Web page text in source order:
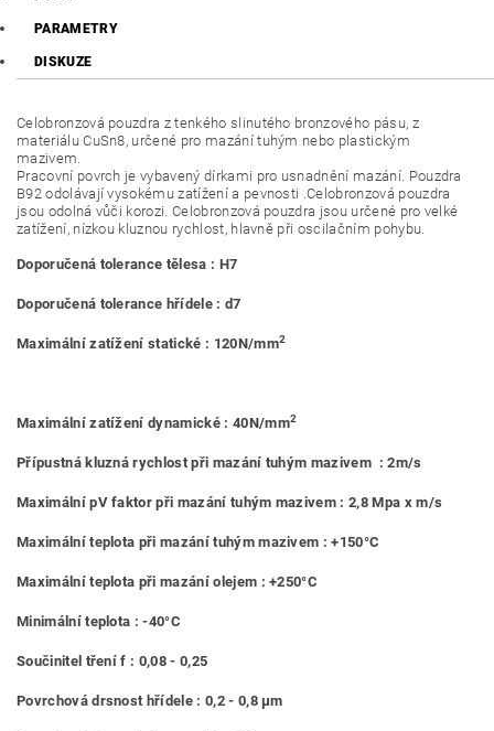
PARAMETRY
DISKUZE
Celobronzová pouzdra z tenkého slinutého bronzového pásu, z
materiálu CuSn8, určené pro mazání tuhým nebo plastickým
mazivem.
Pracovní povrch je vybavený dírkami pro usnadnění mazání. Pouzdra
B92 odolávají vysokému zatížení a pevnosti .Celobronzová pouzdra
jsou odolná vůči korozi. Celobronzová pouzdra jsou určené pro velké
zatížení, nízkou kluznou rychlost, hlavně při oscilačním pohybu.
Doporučená tolerance tělesa : H7
Doporučená tolerance hřídele : d7
Maximální zatížení statické : 120N/mm2
Maximální zatížení dynamické : 40N/mm2
Přípustná kluzná rychlost při mazání tuhým mazivem : 2m/s
Maximální pV faktor při mazání tuhým mazivem : 2,8 Mpa x m/s
Maximální teplota při mazání tuhým mazivem : +150°C
Maximální teplota při mazání olejem : +250°C
Minimální teplota : -40°C
Součinitel tření f : 0,08 - 0,25
Povrchová drsnost hřídele : 0,2 - 0,8 μm